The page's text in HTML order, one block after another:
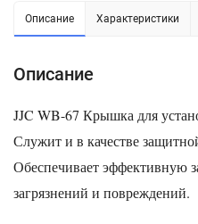
Описание Характеристики
Описание
JJC WB-67 Крышка для
Служит и в качестве
Обеспечивает эффективную
загрязнений и повреждений.